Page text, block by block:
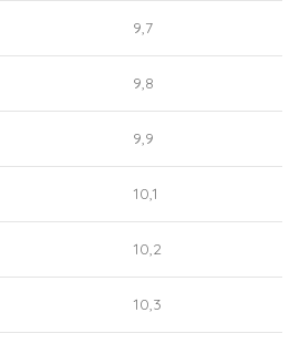
9,7
9,8
9,9
10,1
10,2
10,3